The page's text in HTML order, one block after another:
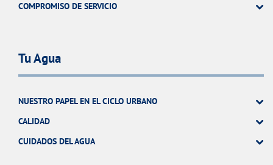
COMPROMISO DE SERVICIO
Tu Agua
NUESTRO PAPEL EN EL CICLO URBANO
CALIDAD
CUIDADOS DEL AGUA